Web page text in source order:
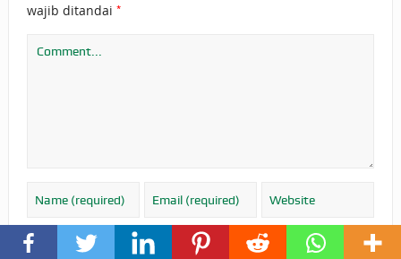
wajib ditandai *